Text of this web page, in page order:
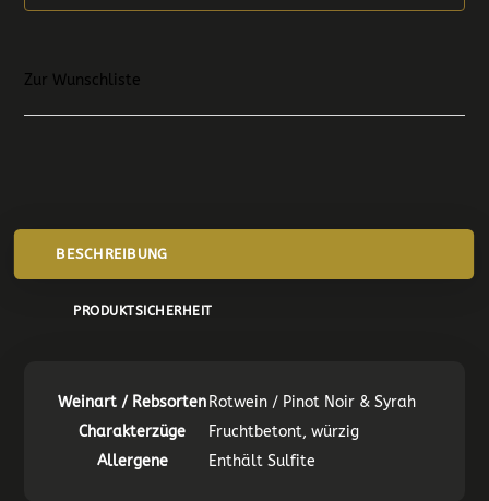
Zur Wunschliste
BESCHREIBUNG
PRODUKTSICHERHEIT
Weinart / Rebsorten Rotwein / Pinot Noir & Syrah
Charakterzüge
Fruchtbetont, würzig
Allergene
Enthält Sulfite